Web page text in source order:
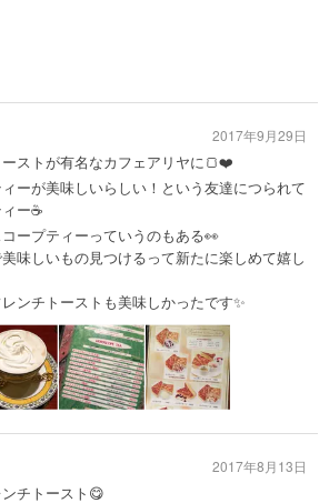
ストが有名なカフェアリヤに🍞❤️
ーが美味しいらしい！という友達につられて
ー☕️
ープティーっていうのもある👀
味しいもの見つけるって新たに楽しめて嬉し
ンチトーストも美味しかったです✨
2017年9月29日
チトースト😋
2017年8月13日